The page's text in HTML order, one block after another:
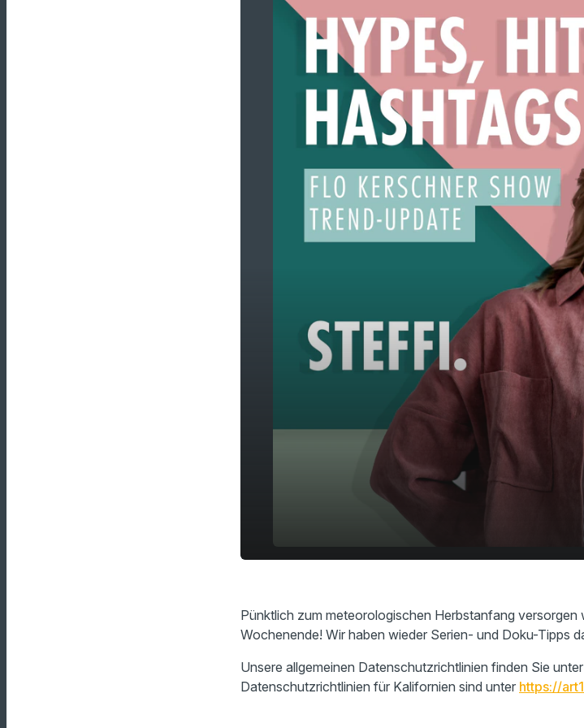
Pünktlich zum meteorologischen Herbstanfang
Wochenende! Wir haben wieder Serien- und Doku-Tipps
Unsere allgemeinen Datenschutzrichtlinien finden Sie unter
Datenschutzrichtlinien für Kalifornien sind unter https://